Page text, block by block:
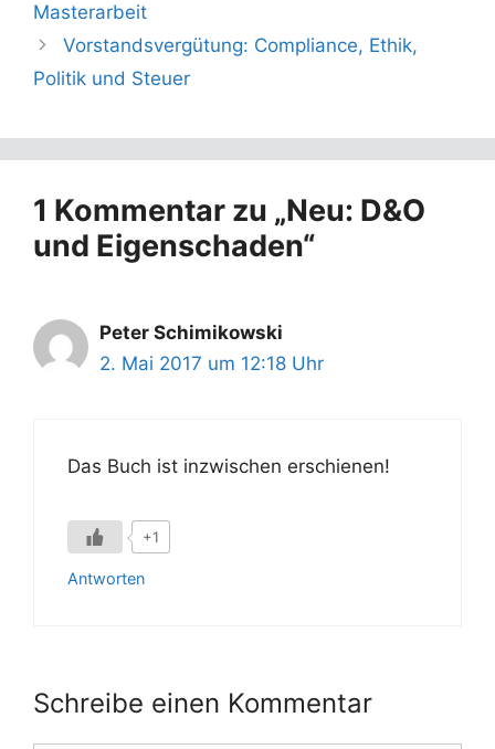
Masterarbeit
Vorstandsvergütung: Compliance, Ethik,
Politik und Steuer
1 Kommentar zu „Neu: D&O
und Eigenschaden“
Peter Schimikowski
2. Mai 2017 um 12:18 Uhr
Das Buch ist inzwischen erschienen!
+1
Antworten
Schreibe einen Kommentar